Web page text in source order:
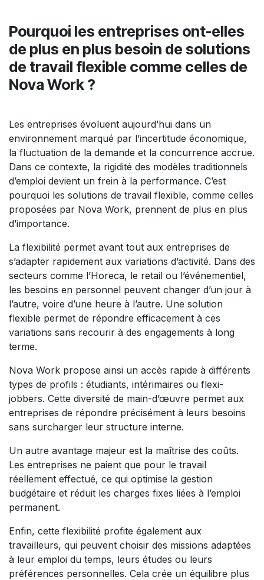
Pourquoi les entreprises ont-elles
de plus en plus besoin de solutions
de travail flexible comme celles de
Nova Work ?
Les entreprises évoluent aujourd’hui dans un
environnement marqué par l’incertitude économique,
la fluctuation de la demande et la concurrence accrue.
Dans ce contexte, la rigidité des modèles traditionnels
d’emploi devient un frein à la performance. C’est
pourquoi les solutions de travail flexible, comme celles
proposées par Nova Work, prennent de plus en plus
d’importance.
La flexibilité permet avant tout aux entreprises de
s’adapter rapidement aux variations d’activité. Dans des
secteurs comme l’Horeca, le retail ou l’événementiel,
les besoins en personnel peuvent changer d’un jour à
l’autre, voire d’une heure à l’autre. Une solution
flexible permet de répondre efficacement à ces
variations sans recourir à des engagements à long
terme.
Nova Work propose ainsi un accès rapide à différents
types de profils : étudiants, intérimaires ou flexi-
jobbers. Cette diversité de main-d’œuvre permet aux
entreprises de répondre précisément à leurs besoins
sans surcharger leur structure interne.
Un autre avantage majeur est la maîtrise des coûts.
Les entreprises ne paient que pour le travail
réellement effectué, ce qui optimise la gestion
budgétaire et réduit les charges fixes liées à l’emploi
permanent.
Enfin, cette flexibilité profite également aux
travailleurs, qui peuvent choisir des missions adaptées
à leur emploi du temps, leurs études ou leurs
préférences personnelles. Cela crée un équilibre plus